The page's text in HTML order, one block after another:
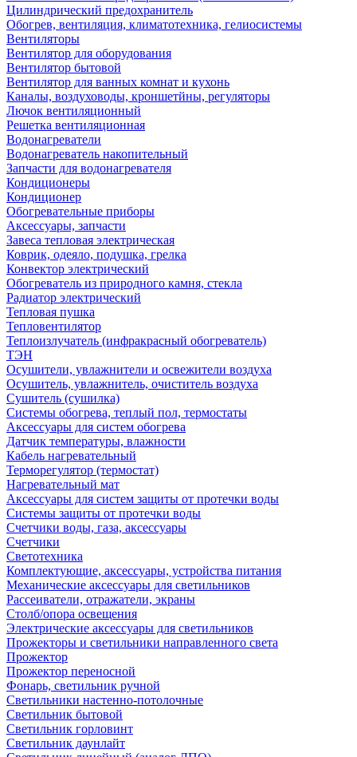
Цилиндрический предохранитель
Обогрев, вентиляция, климатотехника, гелиосистемы
Вентиляторы
Вентилятор для оборудования
Вентилятор бытовой
Вентилятор для ванных комнат и кухонь
Каналы, воздуховоды, кроншетйны, регуляторы
Лючок вентиляционный
Решетка вентиляционная
Водонагреватели
Водонагреватель накопительный
Запчасти для водонагревателя
Кондиционеры
Кондиционер
Обогревательные приборы
Аксессуары, запчасти
Завеса тепловая электрическая
Коврик, одеяло, подушка, грелка
Конвектор электрический
Обогреватель из природного камня, стекла
Радиатор электрический
Тепловая пушка
Тепловентилятор
Теплоизлучатель (инфракрасный обогреватель)
ТЭН
Осушители, увлажнители и освежители воздуха
Осушитель, увлажнитель, очиститель воздуха
Сушитель (сушилка)
Системы обогрева, теплый пол, термостаты
Аксессуары для систем обогрева
Датчик температуры, влажности
Кабель нагревательный
Терморегулятор (термостат)
Нагревательный мат
Аксессуары для систем защиты от протечки воды
Системы защиты от протечки воды
Счетчики воды, газа, аксессуары
Счетчики
Светотехника
Комплектующие, аксессуары, устройства питания
Механические аксессуары для светильников
Рассеиватели, отражатели, экраны
Столб/опора освещения
Электрические аксессуары для светильников
Прожекторы и светильники направленного света
Прожектор
Прожектор переносной
Фонарь, светильник ручной
Светильники настенно-потолочные
Светильник бытовой
Светильник горловинт
Светильник даунлайт